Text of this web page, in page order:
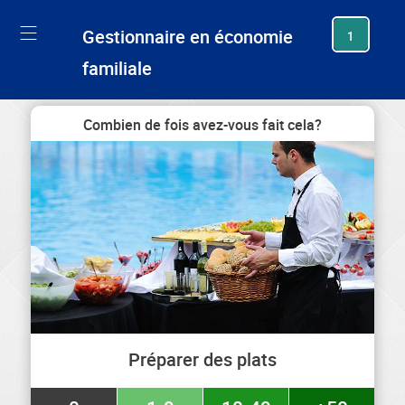
Gestionnaire en économie
familiale
1
Combien de fois avez-vous fait cela?
Préparer des plats